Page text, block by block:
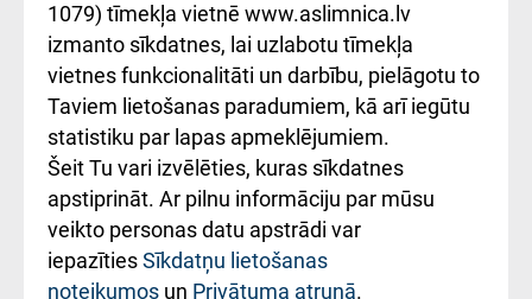
Kā pie mums nokļūt
Rēķinu apmaksas
ceļvedis
Rekvizīti un
ārstniecības
iestādes kods
1079) tīmekļa vietnē www.aslimnica.lv
izmanto sīkdatnes, lai uzlabotu tīmekļa
vietnes funkcionalitāti un darbību, pielāgotu to
Taviem lietošanas paradumiem, kā arī iegūtu
statistiku par lapas apmeklējumiem.
Šeit Tu vari izvēlēties, kuras sīkdatnes
apstiprināt. Ar pilnu informāciju par mūsu
veikto personas datu apstrādi var
iepazītiesSīkdatņu lietošanas
noteikumos un Privātuma atrunā.